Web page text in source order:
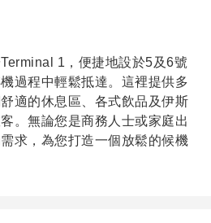
1，便捷地設於5及6號
過程中輕鬆抵達。這裡提供多
適的休息區、各式飲品及伊斯
。無論您是商務人士或家庭出
求，為您打造一個放鬆的候機